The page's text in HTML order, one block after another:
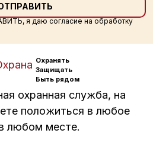
я даю согласие на обработку
Охранять
Защищать
Быть рядом
охранная служба, на
положиться в любое
любом месте.